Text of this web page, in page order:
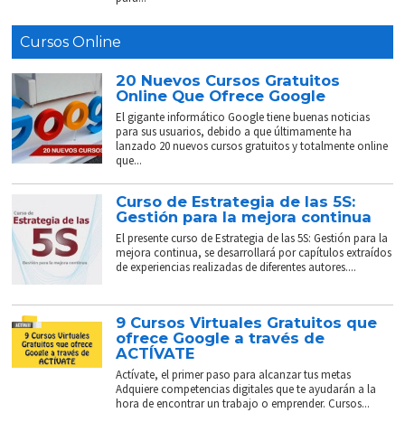
Cursos Online
20 Nuevos Cursos Gratuitos
Online Que Ofrece Google
El gigante informático Google tiene buenas noticias
para sus usuarios, debido a que últimamente ha
lanzado 20 nuevos cursos gratuitos y totalmente online
que...
Curso de Estrategia de las 5S:
Gestión para la mejora continua
El presente curso de Estrategia de las 5S: Gestión para la
mejora continua, se desarrollará por capítulos extraídos
de experiencias realizadas de diferentes autores....
9 Cursos Virtuales Gratuitos que
ofrece Google a través de
ACTÍVATE
Actívate, el primer paso para alcanzar tus metas
Adquiere competencias digitales que te ayudarán a la
hora de encontrar un trabajo o emprender. Cursos...